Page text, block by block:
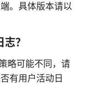
。具体版本请以
？
略可能不同，请
有用户活动日